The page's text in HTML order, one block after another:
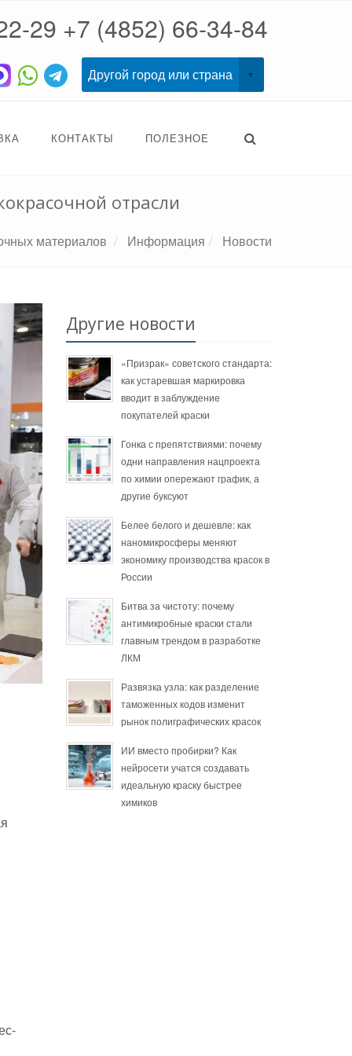
29 +7 (4852) 66-34-84
КОНТАКТЫ ПОЛЕЗНОЕ
отрасли
материалов Информация Новости
Другие новости
«Призрак» советского стандарта:
как устаревшая маркировка
вводит в заблуждение
покупателей краски
Гонка с препятствиями: почему
одни направления нацпроекта
по химии опережают график, а
другие буксуют
Белее белого и дешевле: как
наномикросферы меняют
экономику производства красок в
России
Битва за чистоту: почему
антимикробные краски стали
главным трендом в разработке
ЛКМ
Развязка узла: как разделение
таможенных кодов изменит
рынок полиграфических красок
ИИ вместо пробирки? Как
нейросети учатся создавать
идеальную краску быстрее
химиков